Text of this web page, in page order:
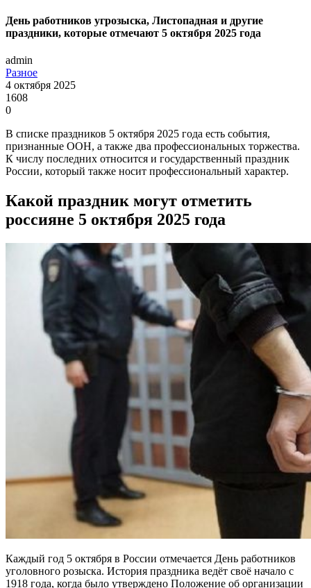
День работников угрозыска, Листопадная и другие
праздники, которые отмечают 5 октября 2025 года
admin
Разное
4 октября 2025
1608
0
В списке праздников 5 октября 2025 года есть события,
признанные ООН, а также два профессиональных торжества.
К числу последних относится и государственный праздник
России, который также носит профессиональный характер.
Какой праздник могут отметить
россияне 5 октября 2025 года
Каждый год 5 октября в России отмечается День работников
уголовного розыска. История праздника ведёт своё начало с
1918 года, когда было утверждено Положение об организации